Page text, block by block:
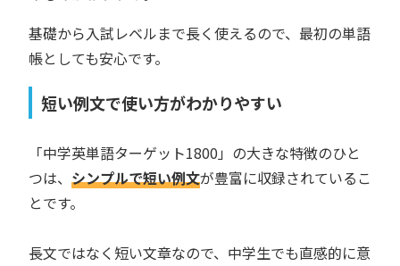
基礎から入試レベルまで長く使えるので、最初の単語
帳としても安心です。
短い例文で使い方がわかりやすい
「中学英単語ターゲット1800」の大きな特徴のひと
つは、 シンプルで短い例文が豊富に収録されているこ
とです。
長文ではなく短い文章なので、中学生でも直感的に意